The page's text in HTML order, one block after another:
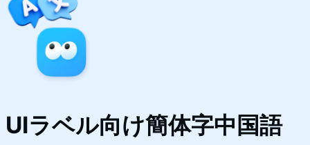
UIラベル向け簡体字中国語